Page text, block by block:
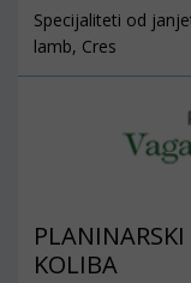
Specijaliteti od
lamb, Cres
KOLIBA